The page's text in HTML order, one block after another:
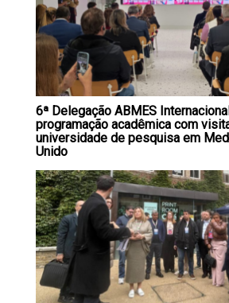
6ª Delegação ABMES
programação acadêmica com
universidade de pesquisa em
Unido